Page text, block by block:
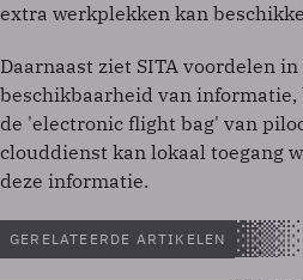
extra werkplekken kan
Daarnaast ziet SITA voordelen in
beschikbaarheid van
de 'electronic flight bag' van
clouddienst kan lokaal toegang
deze informatie.
GERELATEERDE ARTIKELEN